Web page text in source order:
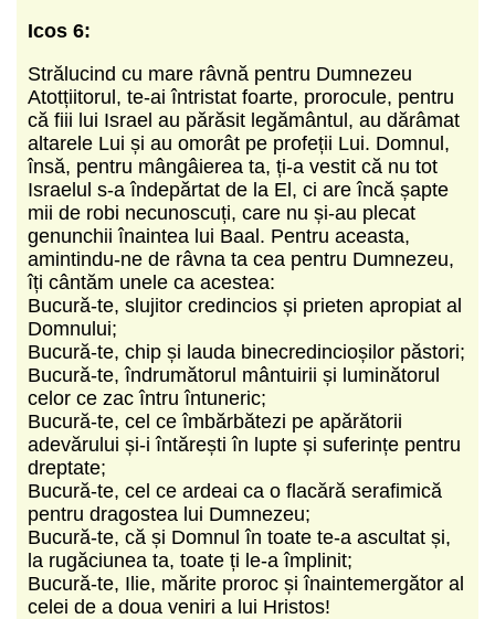
Icos 6:
Strălucind cu mare râvnă pentru Dumnezeu
Atotțiitorul, te-ai întristat foarte, prorocule, pentru
că fiii lui Israel au părăsit legământul, au dărâmat
altarele Lui și au omorât pe profeții Lui. Domnul,
însă, pentru mângâierea ta, ți-a vestit că nu tot
Israelul s-a îndepărtat de la El, ci are încă șapte
mii de robi necunoscuți, care nu și-au plecat
genunchii înaintea lui Baal. Pentru aceasta,
amintindu-ne de râvna ta cea pentru Dumnezeu,
îți cântăm unele ca acestea:
Bucură-te, slujitor credincios și prieten apropiat al
Domnului;
Bucură-te, chip și lauda binecredincioșilor păstori;
Bucură-te, îndrumătorul mântuirii și luminătorul
celor ce zac întru întuneric;
Bucură-te, cel ce îmbărbătezi pe apărătorii
adevărului și-i întărești în lupte și suferințe pentru
dreptate;
Bucură-te, cel ce ardeai ca o flacără serafimică
pentru dragostea lui Dumnezeu;
Bucură-te, că și Domnul în toate te-a ascultat și,
la rugăciunea ta, toate ți le-a împlinit;
Bucură-te, Ilie, mărite proroc și înaintemergător al
celei de a doua veniri a lui Hristos!